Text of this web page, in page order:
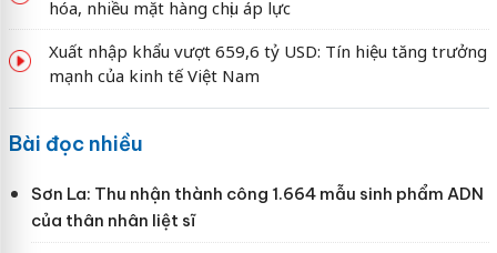
hóa, nhiều mặt hàng chịu áp lực
Xuất nhập khẩu vượt 659,6 tỷ USD: Tín hiệu tăng trưởng
mạnh của kinh tế Việt Nam
Bài đọc nhiều
Sơn La: Thu nhận thành công 1.664 mẫu sinh phẩm ADN
của thân nhân liệt sĩ